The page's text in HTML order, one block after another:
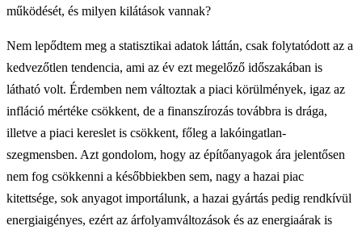
működését, és milyen kilátások vannak?
Nem lepődtem meg a statisztikai adatok láttán, csak folytatódott az a
kedvezőtlen tendencia, ami az év ezt megelőző időszakában is
látható volt. Érdemben nem változtak a piaci körülmények, igaz az
infláció mértéke csökkent, de a finanszírozás továbbra is drága,
illetve a piaci kereslet is csökkent, főleg a lakóingatlan-
szegmensben. Azt gondolom, hogy az építőanyagok ára jelentősen
nem fog csökkenni a későbbiekben sem, nagy a hazai piac
kitettsége, sok anyagot importálunk, a hazai gyártás pedig rendkívül
energiaigényes, ezért az árfolyamváltozások és az energiaárak is